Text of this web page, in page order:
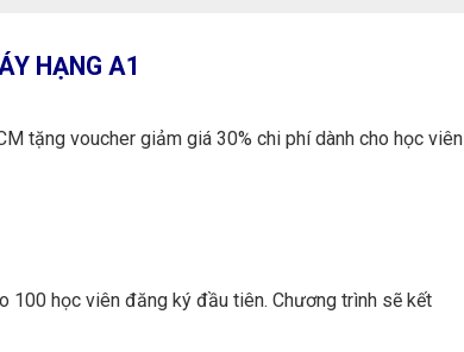
HẠNG A1
tặng voucher giảm giá 30% chi phí dành cho học viên
100 học viên đăng ký đầu tiên. Chương trình sẽ kết